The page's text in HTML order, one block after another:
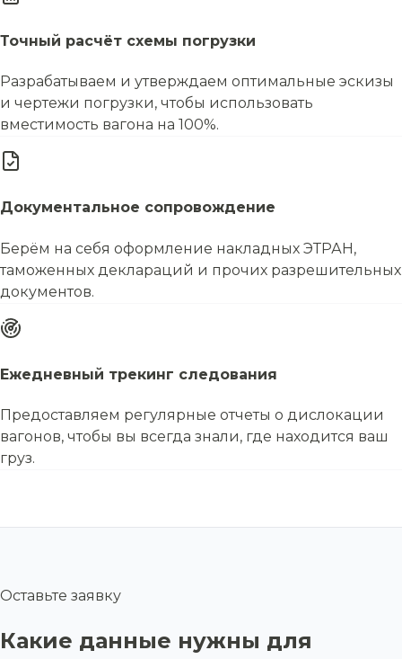
Точный расчёт схемы погрузки
Разрабатываем и утверждаем оптимальные эскизы
и чертежи погрузки, чтобы использовать
вместимость вагона на 100%.
Документальное сопровождение
Берём на себя оформление накладных ЭТРАН,
таможенных деклараций и прочих разрешительных
документов.
Ежедневный трекинг следования
Предоставляем регулярные отчеты о дислокации
вагонов, чтобы вы всегда знали, где находится ваш
груз.
Оставьте заявку
Какие данные нужны для